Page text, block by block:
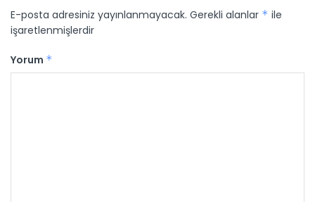
E-posta adresiniz yayınlanmayacak. Gerekli alanlar * ile
işaretlenmişlerdir
Yorum *